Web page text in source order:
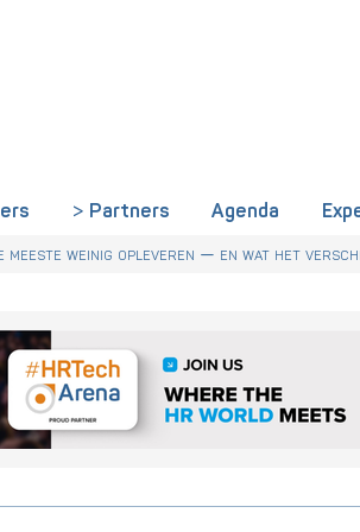
Partners Agenda
kabinet. Skills-gerichte
een gemeenschappelijke skillstaal
dit een wake-up call is voor HR in
meeste weinig opleveren — en wat het